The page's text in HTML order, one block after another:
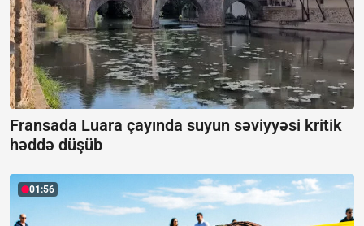
Fransada Luara çayında suyun səviyyəsi kritik
həddə düşüb
01:56